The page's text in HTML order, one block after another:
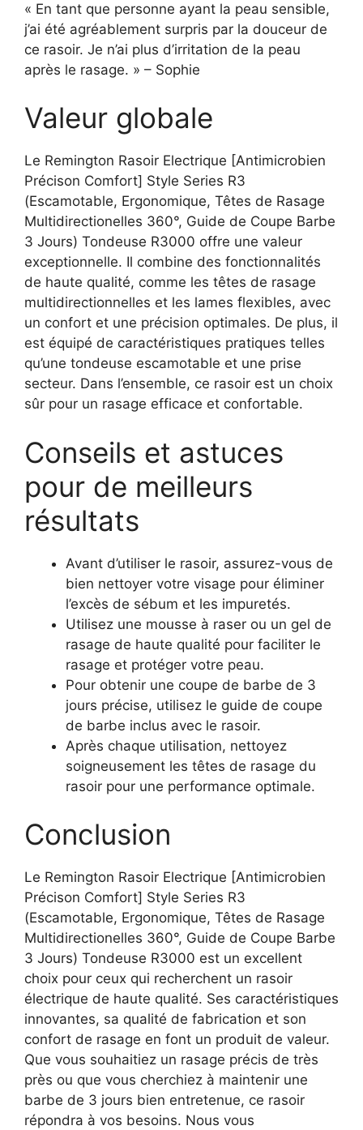
« En tant que personne ayant la peau sensible,
j’ai été agréablement surpris par la douceur de
ce rasoir. Je n’ai plus d’irritation de la peau
après le rasage. » – Sophie
Valeur globale
Le Remington Rasoir Electrique [Antimicrobien
Précison Comfort] Style Series R3
(Escamotable, Ergonomique, Têtes de Rasage
Multidirectionelles 360°, Guide de Coupe Barbe
3 Jours) Tondeuse R3000 offre une valeur
exceptionnelle. Il combine des fonctionnalités
de haute qualité, comme les têtes de rasage
multidirectionnelles et les lames flexibles, avec
un confort et une précision optimales. De plus, il
est équipé de caractéristiques pratiques telles
qu’une tondeuse escamotable et une prise
secteur. Dans l’ensemble, ce rasoir est un choix
sûr pour un rasage efficace et confortable.
Conseils et astuces
pour de meilleurs
résultats
Avant d’utiliser le rasoir, assurez-vous de
bien nettoyer votre visage pour éliminer
l’excès de sébum et les impuretés.
Utilisez une mousse à raser ou un gel de
rasage de haute qualité pour faciliter le
rasage et protéger votre peau.
Pour obtenir une coupe de barbe de 3
jours précise, utilisez le guide de coupe
de barbe inclus avec le rasoir.
Après chaque utilisation, nettoyez
soigneusement les têtes de rasage du
rasoir pour une performance optimale.
Conclusion
Le Remington Rasoir Electrique [Antimicrobien
Précison Comfort] Style Series R3
(Escamotable, Ergonomique, Têtes de Rasage
Multidirectionelles 360°, Guide de Coupe Barbe
3 Jours) Tondeuse R3000 est un excellent
choix pour ceux qui recherchent un rasoir
électrique de haute qualité. Ses caractéristiques
innovantes, sa qualité de fabrication et son
confort de rasage en font un produit de valeur.
Que vous souhaitiez un rasage précis de très
près ou que vous cherchiez à maintenir une
barbe de 3 jours bien entretenue, ce rasoir
répondra à vos besoins. Nous vous